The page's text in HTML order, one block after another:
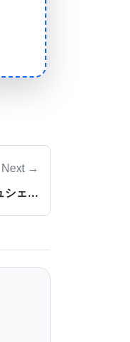
ことを
、マ
リメ
物の免
Next →
CRISPRで犬のデュシェンヌ型筋ジストロフィーの進行を停止させることに成功